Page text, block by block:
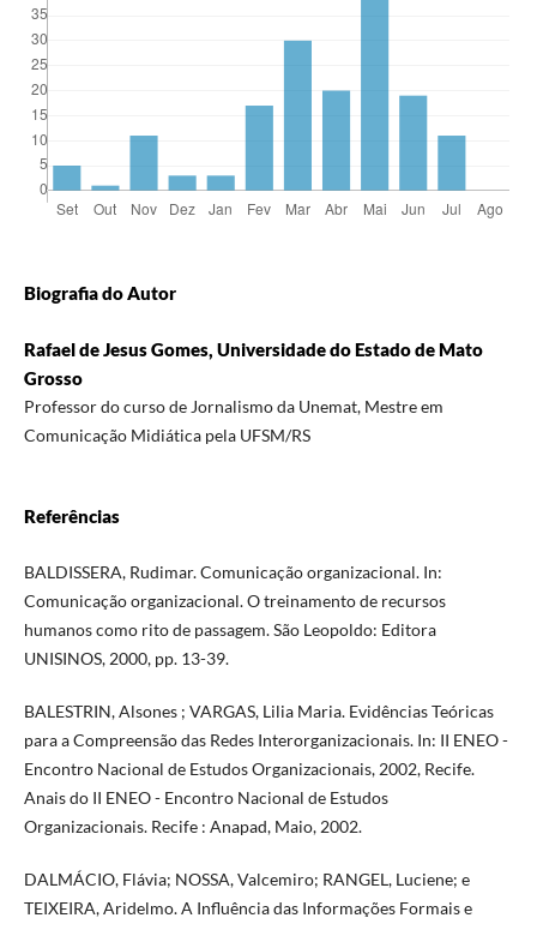
Biografia do Autor
Rafael de Jesus Gomes, Universidade do Estado de Mato
Grosso
Professor do curso de Jornalismo da Unemat, Mestre em
Comunicação Midiática pela UFSM/RS
Referências
BALDISSERA, Rudimar. Comunicação organizacional. In:
Comunicação organizacional. O treinamento de recursos
humanos como rito de passagem. São Leopoldo: Editora
UNISINOS, 2000, pp. 13-39.
BALESTRIN, Alsones ; VARGAS, Lilia Maria. Evidências Teóricas
para a Compreensão das Redes Interorganizacionais. In: II ENEO -
Encontro Nacional de Estudos Organizacionais, 2002, Recife.
Anais do II ENEO - Encontro Nacional de Estudos
Organizacionais. Recife : Anapad, Maio, 2002.
DALMÁCIO, Flávia; NOSSA, Valcemiro; RANGEL, Luciene; e
TEIXEIRA, Aridelmo. A Influência das Informações Formais e